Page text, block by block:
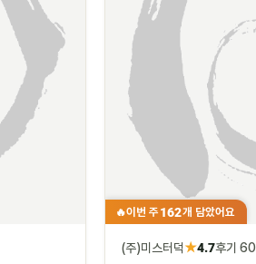
🔥이번 주162개 담았어요
(주)미스터덕★4.7후기 60